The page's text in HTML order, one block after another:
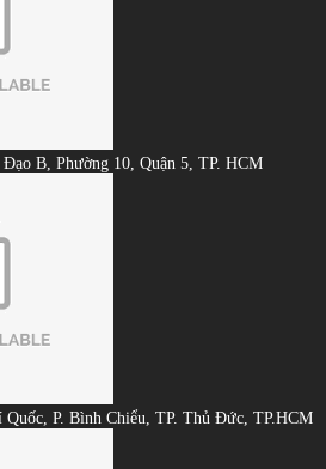
B, Phường 10, Quận 5, TP. HCM
P. Bình Chiểu, TP. Thủ Đức, TP.HCM